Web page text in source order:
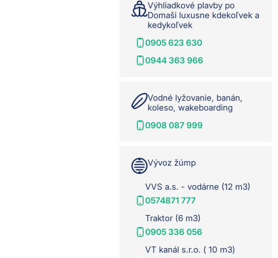
Výhliadkové plavby po
Domaši luxusne kdekoľvek a
kedykoľvek
0905 623 630
0944 363 966
Vodné lyžovanie, banán,
koleso, wakeboarding
0908 087 999
Vývoz žúmp
VVS a.s. - vodárne (12 m3)
0574871 777
Traktor (6 m3)
0905 336 056
VT kanál s.r.o. ( 10 m3)